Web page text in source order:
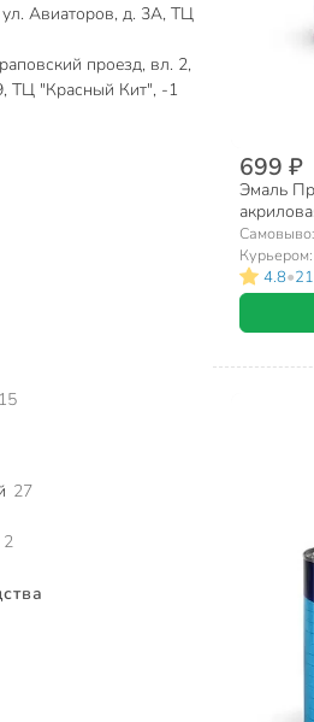
Авиаторов, д. 3А, ТЦ
проезд, вл. 2,
ТЦ "Красный Кит", -1
27
2
699 ₽
Эмаль
0.9 кг
Курьером:
4.8•